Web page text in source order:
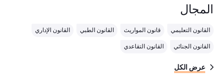
المجال
القانون التعليمي قانون المواريث القانون الطبي القانون الإداري
القانون الجنائي القانون التقاعدي
عرض الكل